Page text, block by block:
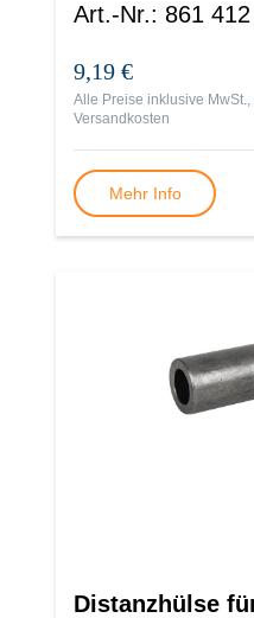
Art.-Nr.: 861
9,19 €
Alle Preise inklusive MwSt.,
Versandkosten
Mehr Info
Distanzhülse